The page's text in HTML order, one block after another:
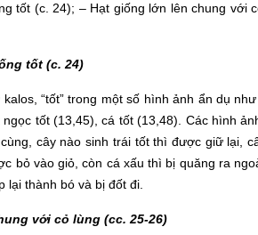
tốt (c. 24); – Hạt giống lớn lên chung
tốt (c. 24)
“tốt” trong một số hình ảnh ẩn dụ
tốt (13,45), cá tốt (13,48). Các hình
cây nào sinh trái tốt thì được giữ lại,
bỏ vào giỏ, còn cá xấu thì bị quăng ra
lại thành bó và bị đốt đi.
với cỏ lùng (cc. 25-26)